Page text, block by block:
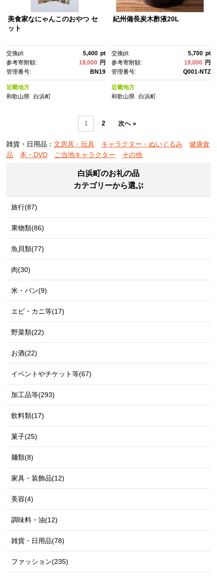
美食家なにゃんこのおやつ セ
ット
交換pt: 5,400 pt
参考寄附額:
18,000 円
管理番号:
BN19
近畿地方
和歌山県
白浜町
紀州備長炭木酢液20L
交換pt: 5,700 pt
参考寄附額:
19,000 円
管理番号:
Q001-NTZ
近畿地方
和歌山県 白浜町
1 2 次へ »
雑貨・日用品：文房具・玩具 キャラクター・ぬいぐるみ
健康食
品
本・DVD ご当地キャラクター その他
白浜町のお礼の品
カテゴリーから選ぶ
旅行(87)
果物類(86)
魚貝類(77)
肉(30)
米・パン(9)
エビ・カニ等(17)
野菜類(22)
お酒(22)
イベントやチケット等(67)
加工品等(293)
飲料類(17)
菓子(25)
麺類(8)
家具・装飾品(12)
美容(4)
調味料・油(12)
雑貨・日用品(78)
ファッション(235)